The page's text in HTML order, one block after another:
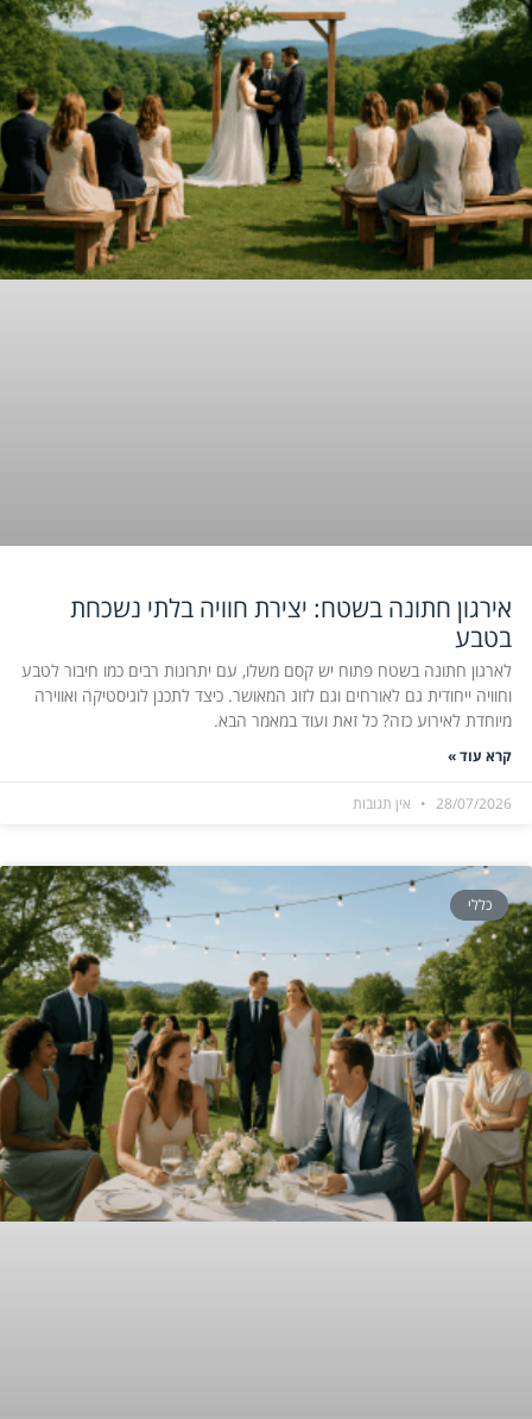
אירגון חתונה בשטח: יצירת חוויה בלתי נשכחת
בטבע
לארגון חתונה בשטח פתוח יש קסם משלו, עם יתרונות רבים כמו חיבור לטבע
וחוויה ייחודית גם לאורחים וגם לזוג המאושר. כיצד לתכנן לוגיסטיקה ואווירה
מיוחדת לאירוע כזה? כל זאת ועוד במאמר הבא.
קרא עוד »
28/07/2026 אין תגובות
כללי